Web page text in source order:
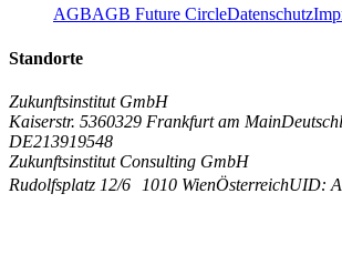
AGBAGB Future CircleDatenschutz
Standorte
Zukunftsinstitut GmbH
Kaiserstr. 5360329 Frankfurt am Main
DE213919548
Zukunftsinstitut Consulting GmbH
Rudolfsplatz 12/6
1010 WienÖsterreichUID: